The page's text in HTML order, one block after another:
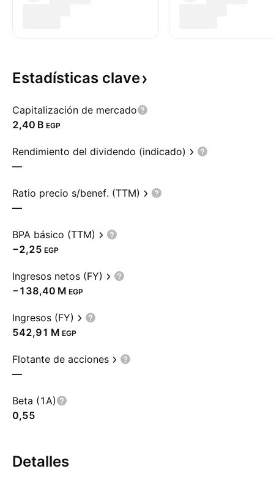
Estadísticas clave
Capitalización de mercado
‪2,40 B‬ EGP
Rendimiento del dividendo (indicado)
—
Ratio precio s/benef. (TTM)
—
BPA básico (TTM)
−2,25 EGP
Ingresos netos (FY)
‪−138,40 M‬ EGP
Ingresos (FY)
‪542,91 M‬ EGP
Flotante de acciones
—
Beta (1A)
0,55
Detalles